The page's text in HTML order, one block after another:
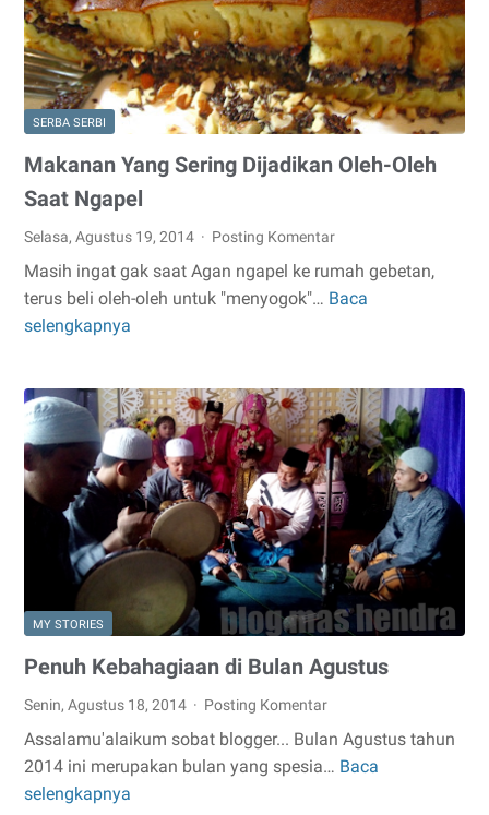
SERBA SERBI
Makanan Yang Sering Dijadikan Oleh-Oleh
Saat Ngapel
Selasa, Agustus 19, 2014 Posting Komentar
Masih ingat gak saat Agan ngapel ke rumah gebetan,
terus beli oleh-oleh untuk "menyogok"… Baca
selengkapnya
Makanan
Oleh-
Oleh
Saat
Ngapel
MY STORIES
Penuh Kebahagiaan di Bulan Agustus
Senin, Agustus 18, 2014 Posting Komentar
Assalamu'alaikum sobat blogger... Bulan Agustus tahun
2014 ini merupakan bulan yang spesia… Baca
selengkapnya
Penuh